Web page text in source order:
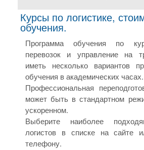
Курсы по логистике,
обучения.
Программа обучения по
перевозок и управление на
иметь несколько вариантов
обучения в академических часах.
Профессиональная
может быть в стандартном
ускоренном.
Выберите наиболее
логистов в списке на сайте
телефону.